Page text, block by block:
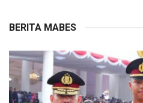
BERITA MABES